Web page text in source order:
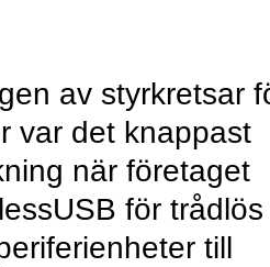
av styrkretsar
var det knappast
när företaget
för trådlös
till